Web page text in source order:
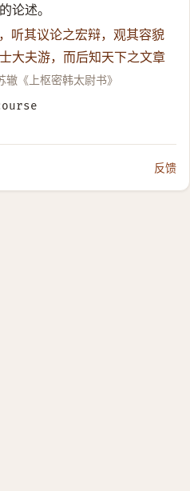
论述。
听其议论之宏辩，观其容貌
大夫游，而后知天下之文章
辙《上枢密韩太尉书》
反馈